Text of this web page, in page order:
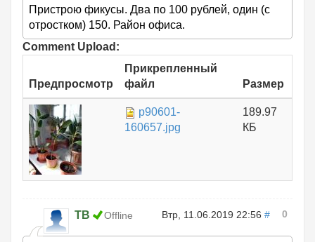
Пристрою фикусы. Два по 100 рублей, один (с
отростком) 150. Район офиса.
Comment Upload:
Предпросмотр
Прикрепленный
файл
Размер
p90601-
160657.jpg
189.97
КБ
ТВ Offline Втр, 11.06.2019 22:56 # 0